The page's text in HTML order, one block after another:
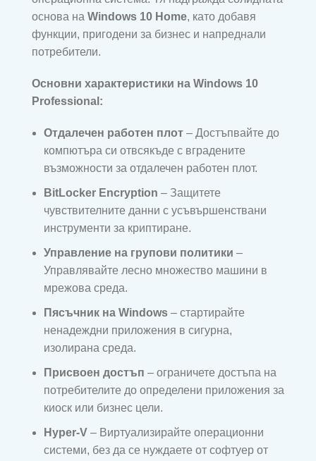
основа на Windows 10 Home, като добавя
функции, пригодени за бизнес и напреднали
потребители.
Основни характеристики на Windows 10
Professional:
Отдалечен работен плот – Достъпвайте до
компютъра си отвсякъде с вградените
възможности за отдалечен работен плот.
BitLocker Encryption – Защитете
чувствителните данни с усъвършенствани
инструменти за криптиране.
Управление на групови политики –
Управлявайте лесно множество машини в
мрежова среда.
Пясъчник на Windows – стартирайте
ненадеждни приложения в сигурна,
изолирана среда.
Присвоен достъп – ограничете достъпа на
потребителите до определени приложения за
киоск или бизнес цели.
Hyper-V – Виртуализирайте операционни
системи, без да се нуждаете от софтуер от